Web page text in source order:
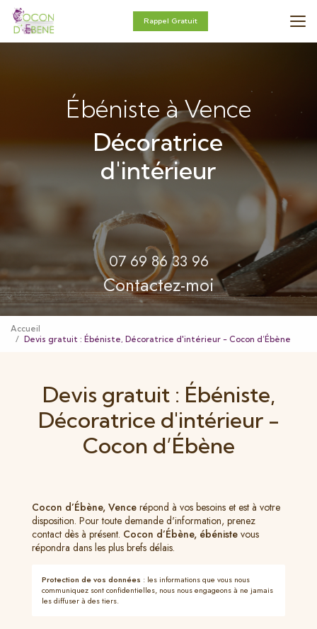
Aller
contenu
principal
Rappel Gratuit
Ébéniste à Vence
Décoratrice
d'intérieur
07 69 86 33 96
Contactez-moi
Accueil
Devis gratuit : Ébéniste, Décoratrice d'intérieur - Cocon d’Ébène
Devis gratuit : Ébéniste,
Décoratrice d'intérieur -
Cocon d’Ébène
Cocon d’Ébène, Vence répond à vos besoins et est à votre
disposition. Pour toute demande d'information, prenez
contact dès à présent. Cocon d’Ébène, ébéniste vous
répondra dans les plus brefs délais.
Protection de vos données : les informations que vous nous
communiquez sont confidentielles, nous nous engageons à ne jamais
les diffuser à des tiers.